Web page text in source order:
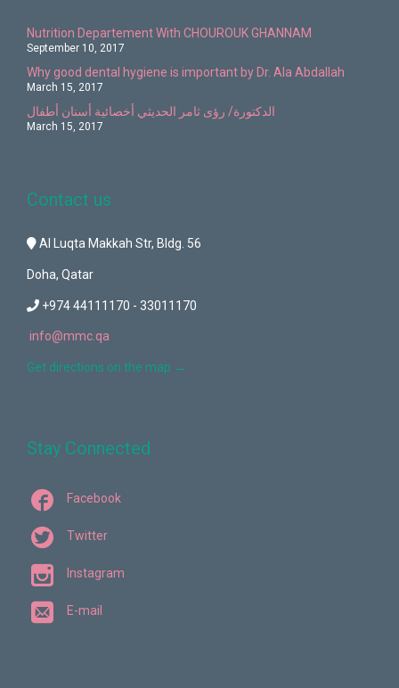
Nutrition Departement With CHOUROUK GHANNAM
September 10, 2017
Why good dental hygiene is important by Dr. Ala Abdallah
March 15, 2017
الدكتورة/ رؤى ثامر الحديثي أخصائية أسنان أطفال
March 15, 2017
Contact us
Al Luqta Makkah Str, Bldg. 56
Doha, Qatar
+974 44111170 - 33011170
info@mmc.qa
Get directions on the map →
Stay Connected
 Facebook
 Twitter
 Instagram
 E-mail